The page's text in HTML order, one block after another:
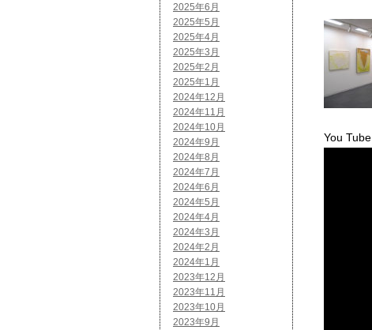
You Tube
2025年6月
2025年5月
2025年4月
2025年3月
2025年2月
2025年1月
2024年12月
2024年11月
2024年10月
2024年9月
2024年8月
2024年7月
2024年6月
2024年5月
2024年4月
2024年3月
2024年2月
2024年1月
2023年12月
2023年11月
2023年10月
2023年9月